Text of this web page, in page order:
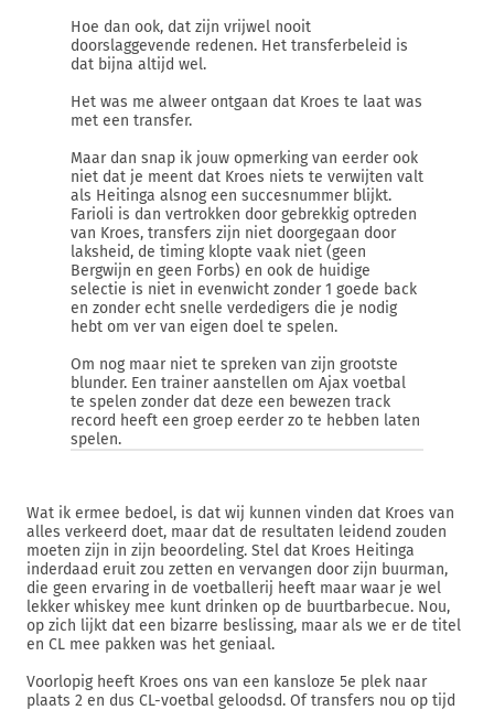
Hoe dan ook, dat zijn vrijwel nooit
doorslaggevende redenen. Het transferbeleid is
dat bijna altijd wel.
Het was me alweer ontgaan dat Kroes te laat was
met een transfer.
Maar dan snap ik jouw opmerking van eerder ook
niet dat je meent dat Kroes niets te verwijten valt
als Heitinga alsnog een succesnummer blijkt.
Farioli is dan vertrokken door gebrekkig optreden
van Kroes, transfers zijn niet doorgegaan door
laksheid, de timing klopte vaak niet (geen
Bergwijn en geen Forbs) en ook de huidige
selectie is niet in evenwicht zonder 1 goede back
en zonder echt snelle verdedigers die je nodig
hebt om ver van eigen doel te spelen.
Om nog maar niet te spreken van zijn grootste
blunder. Een trainer aanstellen om Ajax voetbal
te spelen zonder dat deze een bewezen track
record heeft een groep eerder zo te hebben laten
spelen.
Wat ik ermee bedoel, is dat wij kunnen vinden dat Kroes van
alles verkeerd doet, maar dat de resultaten leidend zouden
moeten zijn in zijn beoordeling. Stel dat Kroes Heitinga
inderdaad eruit zou zetten en vervangen door zijn buurman,
die geen ervaring in de voetballerij heeft maar waar je wel
lekker whiskey mee kunt drinken op de buurtbarbecue. Nou,
op zich lijkt dat een bizarre beslissing, maar als we er de titel
en CL mee pakken was het geniaal.
Voorlopig heeft Kroes ons van een kansloze 5e plek naar
plaats 2 en dus CL-voetbal geloodsd. Of transfers nou op tijd